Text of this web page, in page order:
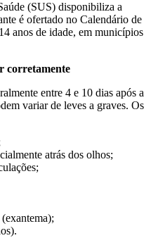
(SUS) disponibiliza a
é ofertado no Calendário de
anos de idade, em municípios
corretamente
entre 4 e 10 dias após a
variar de leves a graves. Os
atrás dos olhos;